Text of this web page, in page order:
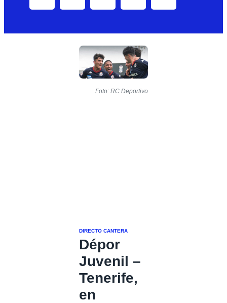
Foto: RC Deportivo
DIRECTO CANTERA
Dépor
Juvenil –
Tenerife,
en